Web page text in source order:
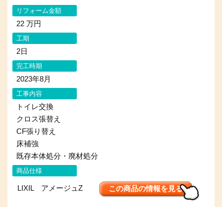
リフォーム金額
22 万円
工期
2日
完工時期
2023年8月
工事内容
トイレ交換
クロス張替え
CF張り替え
床補強
既存本体処分・廃材処分
商品仕様
LIXIL アメージュZ この商品の情報を見る